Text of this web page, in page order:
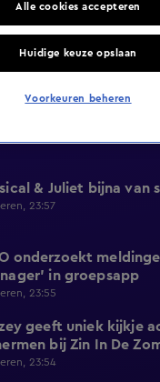
vertelt over
& Juliet bijna van
23:57
onderzoekt
in groepsapp
23:55
geeft uniek kijkje
bij Zin In De
23:54
Alle cookies accepteren
Huidige keuze opslaan
Voorkeuren beheren